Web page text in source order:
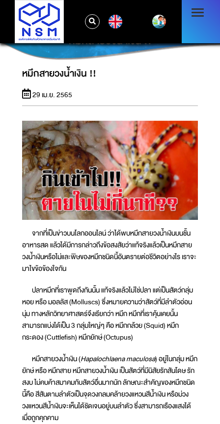
หมึกสายวงน้ำเงิน !!
หมึกสายวงน้ำเงิน !!
29 เม.ย. 2565
จากที่เป็นข่าวบนโลกออนไลน์ ว่าได้พบหมึกสายวงน้ำเงินบนชั้น
อาหารสด แล้วได้มีการกล่าวถึงข้อสงสัยว่าแท้จริงแล้วเป็นหมึกสาย
วงน้ำเงินหรือไม่และพิษของหมึกชนิดนี้อันตรายต่อชีวิตอย่างไร เราจะ
มาไขข้อข้องใจกัน
ปลาหมึกที่เราพูดถึงกันนั้น แท้จริงแล้วไม่ใช่ปลา แต่เป็นสัตว์กลุ่ม
หอย หรือ มอลลัส (Molluscs) ซึ่งหมายความว่าสัตว์ที่มีลำตัวอ่อน
นุ่ม ทางหลักวิทยาศาสตร์จึงเรียกว่า หมึก หมึกที่เราคุ้นเคยนั้น
สามารถแบ่งได้เป็น 3 กลุ่มใหญ่ๆ คือ หมึกกล้วย (Squid) หมึก
กระดอง (Cuttlefish) หมึกยักษ์ (Octupus)
หมึกสายวงน้ำเงิน (Hapalochlaena maculosa) อยู่ในกลุ่ม หมึก
ยักษ์ หรือ หมึกสาย หมึกสายวงน้ำเงิน เป็นสัตว์ที่มีนิสัยรักสันโดษ รัก
สงบ ไม่คบค้าสมาคมกับสัตว์อื่นมากนัก ลักษณะสำคัญของหมึกชนิด
นี้คือ สีสันตามลำตัวเป็นจุดวงกลมคล้ายวงแหวนสีน้ำเงิน หรือม่วง
วงแหวนสีน้ำเงินจะเห็นได้ชัดเจนอยู่บนลำตัว ซึ่งสามารถเรืองแสงได้
เมื่อถูกคุกคาม